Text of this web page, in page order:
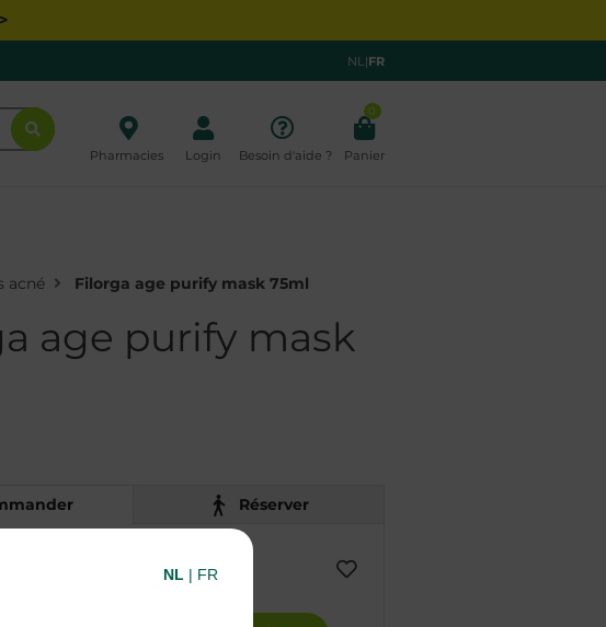
NL|FR
Pharmacies Login Besoin d'aide ?
0
Panier
acné Filorga age purify mask 75ml
age purify mask
Réserver
NL | FR